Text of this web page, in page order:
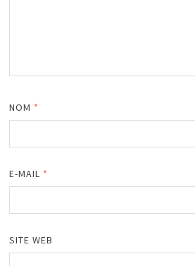
NOM *
E-MAIL *
SITE WEB